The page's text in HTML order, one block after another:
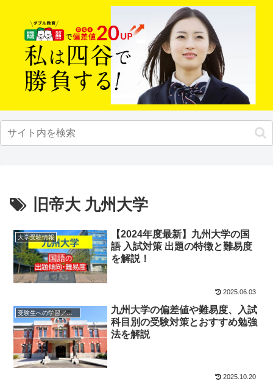
旧帝大 九州大学
大学受験情報
【2024年度最新】九州大学の国
語 入試対策 出題の特徴と難易度
を解説！
2025.06.03
受験生への学習アドバイス
九州大学の偏差値や難易度、入試
科目別の受験対策とおすすめ勉強
法を解説
2025.10.20